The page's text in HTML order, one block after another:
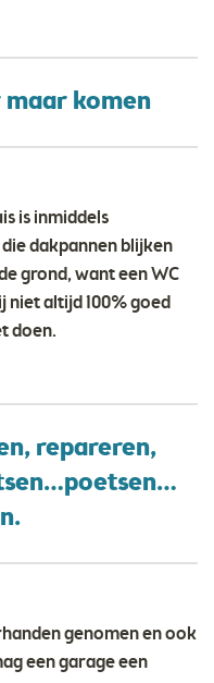
komen
is inmiddels
dakpannen blijken
grond, want een WC
altijd 100% goed
doen.
repareren,
genomen en ook
een garage een